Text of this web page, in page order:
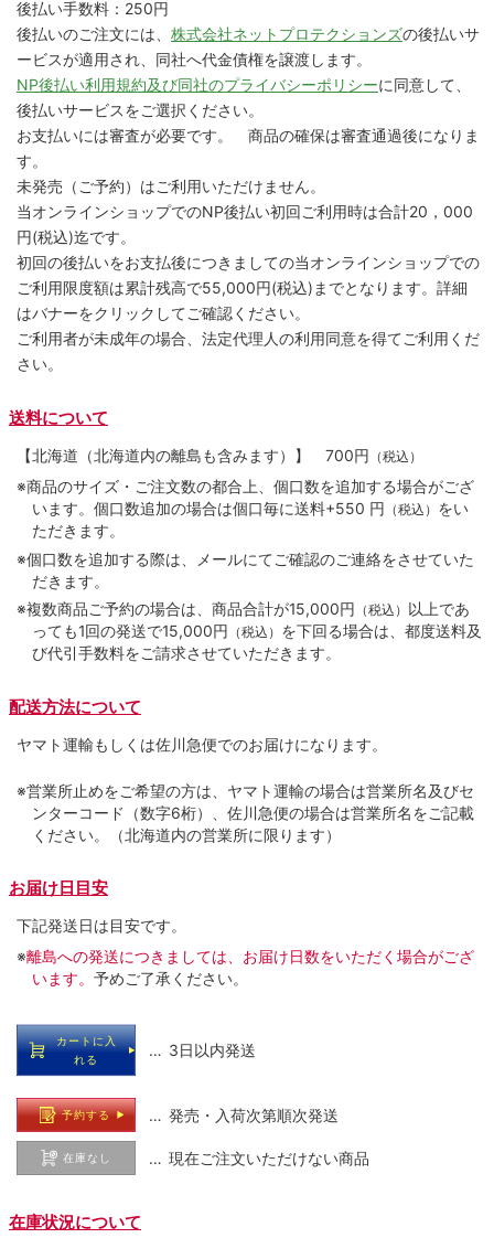
後払い手数料：250円
後払いのご注文には、 株式会社ネットプロテクションズの後払いサ
ービスが適用され、同社へ代金債権を譲渡します。
NP後払い利用規約及び同社のプライバシーポリシーに同意して、
後払いサービスをご選択ください。
お支払いには審査が必要です。 商品の確保は審査通過後になりま
す。
未発売（ご予約）はご利用いただけません。
当オンラインショップでのNP後払い初回ご利用時は合計20，000
円(税込)迄です。
初回の後払いをお支払後につきましての当オンラインショップでの
ご利用限度額は累計残高で55,000円(税込)までとなります。詳細
はバナーをクリックしてご確認ください。
ご利用者が未成年の場合、法定代理人の利用同意を得てご利用くだ
さい。
送料について
【北海道（北海道内の離島も含みます）】 700円 （税込）
※商品のサイズ・ご注文数の都合上、個口数を追加する場合がござ
います。個口数追加の場合は個口毎に送料+550 円 （税込） をい
ただきます。
※個口数を追加する際は、メールにてご確認のご連絡をさせていた
だきます。
※複数商品ご予約の場合は、商品合計が15,000円
（税込）
以上であ
っても1回の発送で15,000円
（税込） を下回る場合は、都度送料及
び代引手数料をご請求させていただきます。
配送方法について
ヤマト運輸もしくは佐川急便でのお届けになります。
※営業所止めをご希望の方は、ヤマト運輸の場合は営業所名及びセ
ンターコード（数字6桁）、佐川急便の場合は営業所名をご記載
ください。（北海道内の営業所に限ります）
お届け日目安
下記発送日は目安です。
※離島への発送につきましては、お届け日数をいただく場合がござ
います。 予めご了承ください。
カートに入
れる
… 3日以内発送
予約する … 発売・入荷次第順次発送
在庫なし … 現在ご注文いただけない商品
在庫状況について